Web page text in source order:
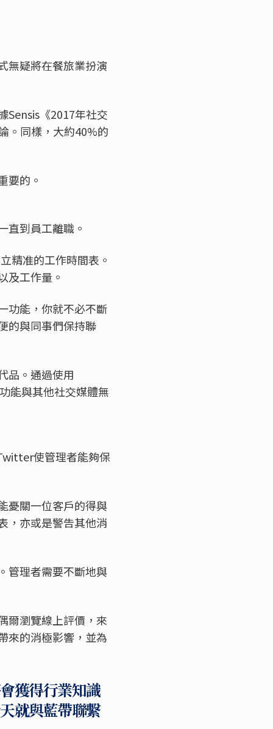
無疑將在餐旅業扮演
Sensis《2017年社交
。同樣，大約40%的
要的。
直到員工離職。
精准的工作時間表。
及工作量。
功能，你就不必不斷
的與同事們保持聯
品。通過使用
能與其他社交媒體無
使管理者能夠保
憂關一位客戶的得與
，亦或是警告其他消
管理者需要不斷地與
爾瀏覽線上評價，來
來的消極影響，並為
獲得行業知識
就與藍帶聯繫